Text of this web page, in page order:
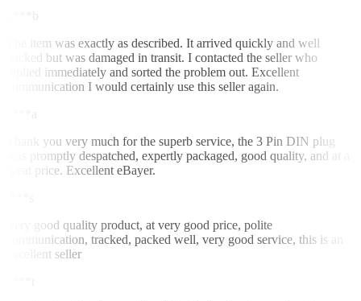
u***b
The item was exactly as described. It arrived quickly and well
packed but was damaged in transit. I contacted the seller who
replied immediately and sorted the problem out. Excellent
communication I would certainly use this seller again.
Thank you very much for the superb service, the 3 Pin DIN plug
was promptly despatched, expertly packaged, good quality, and at a
great price. Excellent eBayer.
Very good quality product, at very good price, polite
communication, tracked, packed well, very good service, this is an
excellent seller